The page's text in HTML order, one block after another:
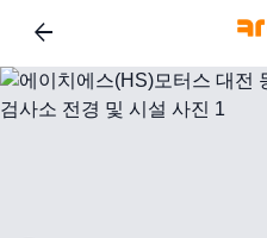
arrow_back